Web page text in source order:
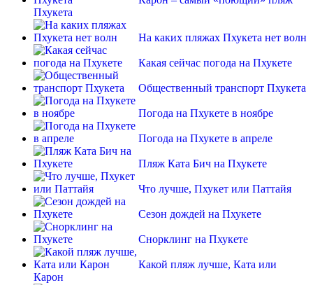
Пхукета
На каких пляжах Пхукета нет волн
Какая сейчас погода на Пхукете
Общественный транспорт Пхукета
Погода на Пхукете в ноябре
Погода на Пхукете в апреле
Пляж Ката Бич на Пхукете
Что лучше, Пхукет или Паттайя
Сезон дождей на Пхукете
Снорклинг на Пхукете
Какой пляж лучше, Ката или
Карон